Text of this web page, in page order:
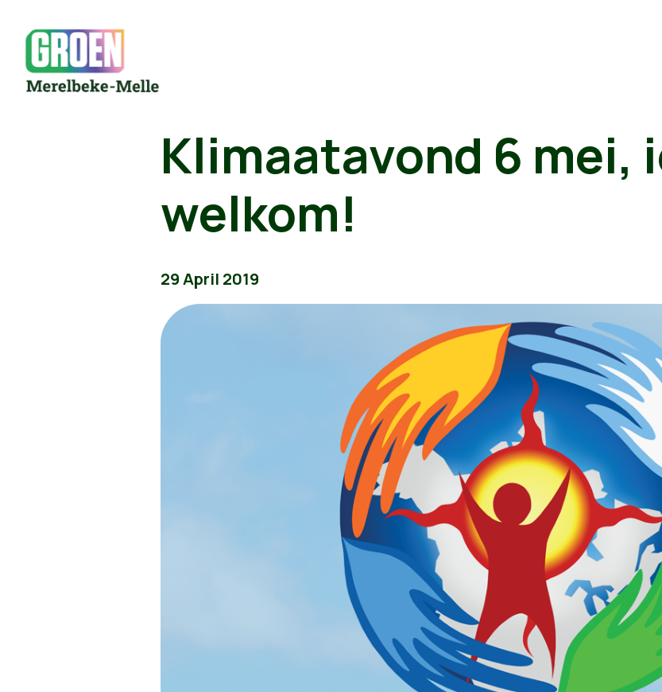
Klimaatavond 6 mei,
welkom!
29 April 2019